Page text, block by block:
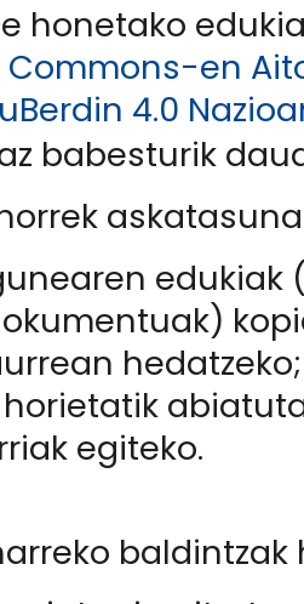
honetako
Commons-en
4.0
babesturik
edukiak
hedatzeko;
horietatik
egiteko.
baldintzak